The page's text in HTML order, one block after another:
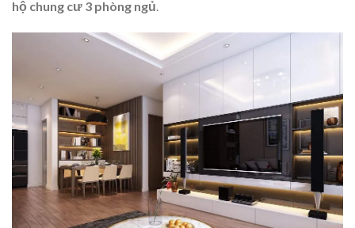
hộ chung cư 3 phòng ngủ.